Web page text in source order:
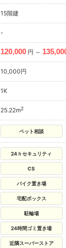
15階建
-
120,000 円 ～
10,000円
1K
25.22m2
ペット相談
24ｈセキュリティ
CS
バイク置き場
宅配ボックス
駐輪場
24時間ゴミ置き場
近隣スーパーストア